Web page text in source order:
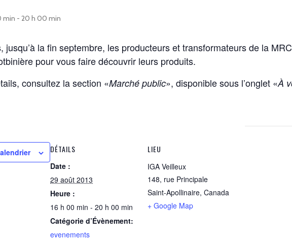
min - 20 h 00 min
jusqu’à la fin septembre, les producteurs et transformateurs de la
pour vous faire découvrir leurs produits.
consultez la section «Marché public», disponible sous l’onglet «À
DÉTAILS
Date :
29 août 2013
Heure :
16 h 00 min - 20 h 00 min
Catégorie d’Évènement:
evenements
LIEU
IGA Veilleux
148, rue Principale
Saint-Apollinaire, Canada
+ Google Map